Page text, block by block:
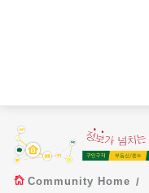
Community Home